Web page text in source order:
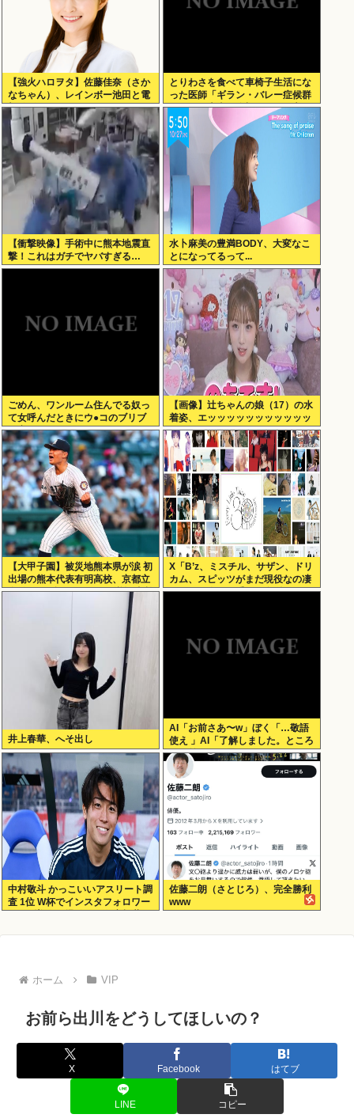
【強火ハロヲタ】佐藤佳奈（さか
なちゃん）、レインボー池田と電
撃結婚！
とりわさを食べて車椅子生活にな
った医師「ギラン・バレー症候群
になって本当に絶望。死んだ方が
良かったと思った」
【衝撃映像】手術中に熊本地震直
撃！これはガチでヤバすぎる…
水卜麻美の豊満BODY、大変なこ
とになってるって...
ごめん、ワンルーム住んでる奴っ
て女呼んだときにウ●コのブリブ
リ音どうしてんの？？
【画像】辻ちゃんの娘（17）の水
着姿、エッッッッッッッッッッッ
ッッ！
【大甲子園】被災地熊本県が涙 初
出場の熊本代表有明高校、京都立
命館に9回裏2アウトから逆転勝利
X「B’z、ミスチル、サザン、ドリ
カム、スピッツがまだ現役なの凄
いよな。今の歌手が30年後にやれ
井上春華、へそ出し
AI「お前さあ〜w」ぼく「…敬語
使え 」AI「了解しました。ところ
でお前はどう思いますか？」 これ
中村敬斗 かっこいいアスリート調
査 1位 W杯でインスタフォロワー
佐藤二朗（さとじろ）、完全勝利
www
ホーム VIP
お前ら出川をどうしてほしいの？
X Facebook はてブ
LINE コピー